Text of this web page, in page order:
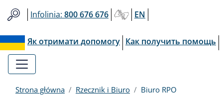
Infolinia: 800 676 676 EN
Як отримати допомогу Как получить помощь
Strona główna Rzecznik i Biuro
Biuro RPO